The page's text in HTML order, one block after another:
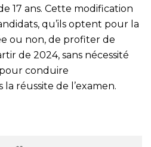
17 ans. Cette modification
qu’ils optent pour la
ou non, de profiter de
de 2024, sans nécessité
conduire
réussite de l’examen.